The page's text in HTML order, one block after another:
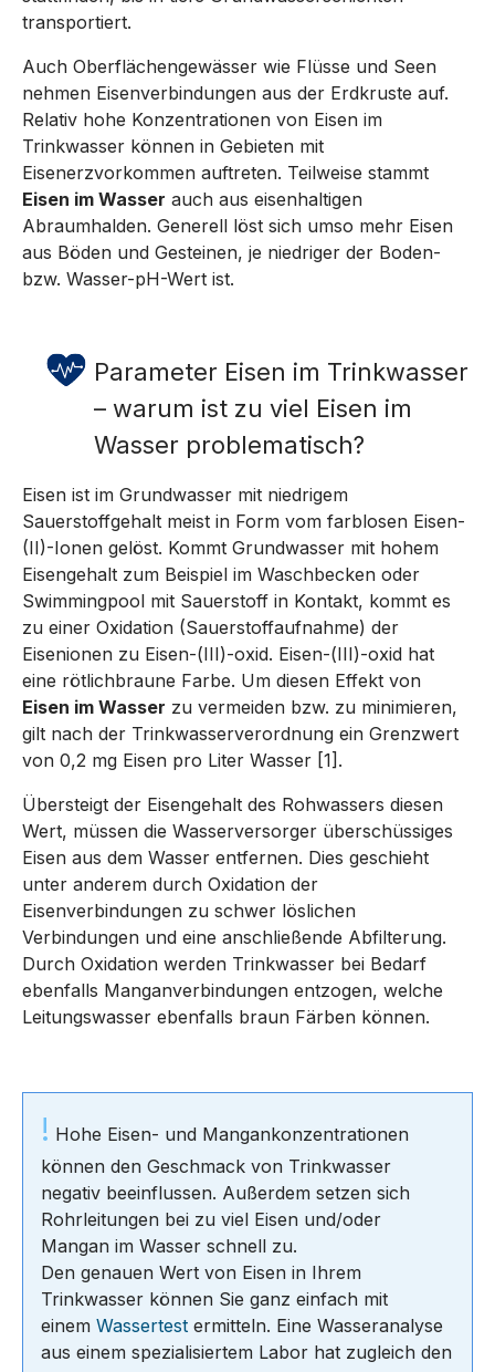
transportiert.
Auch Oberflächengewässer wie Flüsse und Seen
nehmen Eisenverbindungen aus der Erdkruste auf.
Relativ hohe Konzentrationen von Eisen im
Trinkwasser können in Gebieten mit
Eisenerzvorkommen auftreten. Teilweise stammt
Eisen im Wasser auch aus eisenhaltigen
Abraumhalden. Generell löst sich umso mehr Eisen
aus Böden und Gesteinen, je niedriger der Boden-
bzw. Wasser-pH-Wert ist.
Parameter Eisen im Trinkwasser
– warum ist zu viel Eisen im
Wasser problematisch?
Eisen ist im Grundwasser mit niedrigem
Sauerstoffgehalt meist in Form vom farblosen Eisen-
(II)-Ionen gelöst. Kommt Grundwasser mit hohem
Eisengehalt zum Beispiel im Waschbecken oder
Swimmingpool mit Sauerstoff in Kontakt, kommt es
zu einer Oxidation (Sauerstoffaufnahme) der
Eisenionen zu Eisen-(III)-oxid. Eisen-(III)-oxid hat
eine rötlichbraune Farbe. Um diesen Effekt von
Eisen im Wasser zu vermeiden bzw. zu minimieren,
gilt nach der Trinkwasserverordnung ein Grenzwert
von 0,2 mg Eisen pro Liter Wasser [1].
Übersteigt der Eisengehalt des Rohwassers diesen
Wert, müssen die Wasserversorger überschüssiges
Eisen aus dem Wasser entfernen. Dies geschieht
unter anderem durch Oxidation der
Eisenverbindungen zu schwer löslichen
Verbindungen und eine anschließende Abfilterung.
Durch Oxidation werden Trinkwasser bei Bedarf
ebenfalls Manganverbindungen entzogen, welche
Leitungswasser ebenfalls braun Färben können.
! Hohe Eisen- und Mangankonzentrationen
können den Geschmack von Trinkwasser
negativ beeinflussen. Außerdem setzen sich
Rohrleitungen bei zu viel Eisen und/oder
Mangan im Wasser schnell zu.
Den genauen Wert von Eisen in Ihrem
Trinkwasser können Sie ganz einfach mit
einem Wassertest ermitteln. Eine Wasseranalyse
aus einem spezialisiertem Labor hat zugleich den